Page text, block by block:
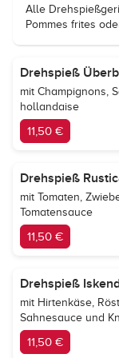
Alle
Pommes frites
Drehspieß
mit Champignons,
hollandaise
11,50 €
Drehspieß
mit Tomaten,
Tomatensauce
11,50 €
Drehspieß
mit Hirtenkäse,
Sahnesauce und
11,50 €